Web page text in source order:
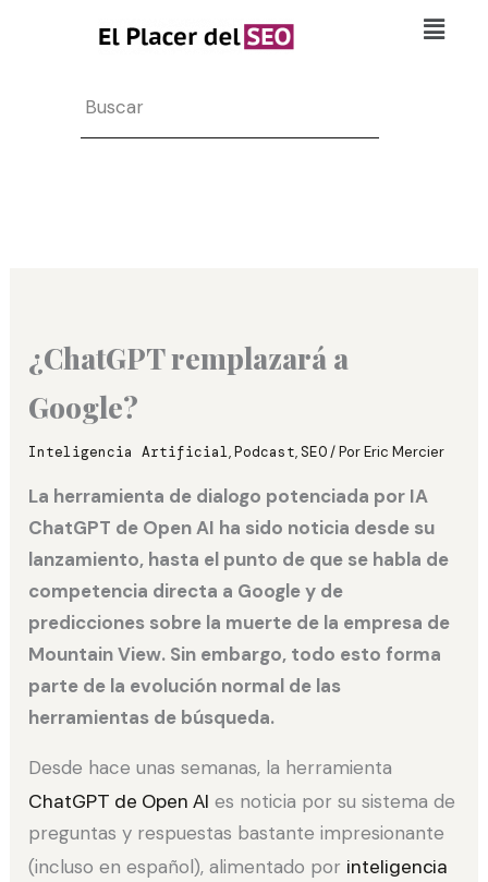
¿ChatGPT remplazará a
Google?
Inteligencia Artificial,Podcast,SEO/ PorEric Mercier
La herramienta de dialogo potenciada por IA
ChatGPT de Open AI ha sido noticia desde su
lanzamiento, hasta el punto de que se habla de
competencia directa a Google y de
predicciones sobre la muerte de la empresa de
Mountain View. Sin embargo, todo esto forma
parte de la evolución normal de las
herramientas de búsqueda.
Desde hace unas semanas, la herramienta
ChatGPT de Open AI es noticia por su sistema de
preguntas y respuestas bastante impresionante
(incluso en español), alimentado por inteligencia